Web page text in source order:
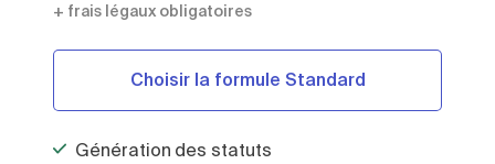
+ frais légaux obligatoires
Choisir la formule Standard
Génération des statuts